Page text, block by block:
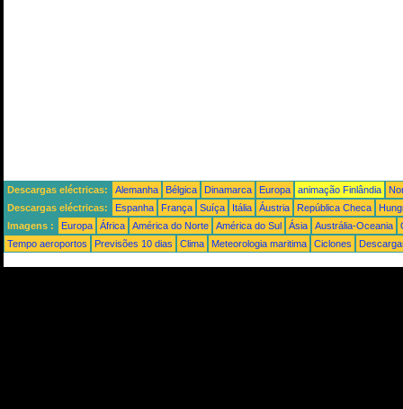
Descargas eléctricas: Alemanha Bélgica Dinamarca Europa animação Finlândia
Descargas eléctricas:
Espanha França Suíça Itália Áustria República Checa
Imagens :
Europa África América do Norte América do Sul Ásia Austrália-Oceania
Tempo aeroportos
Previsões 10 dias Clima Meteorologia maritima Ciclones